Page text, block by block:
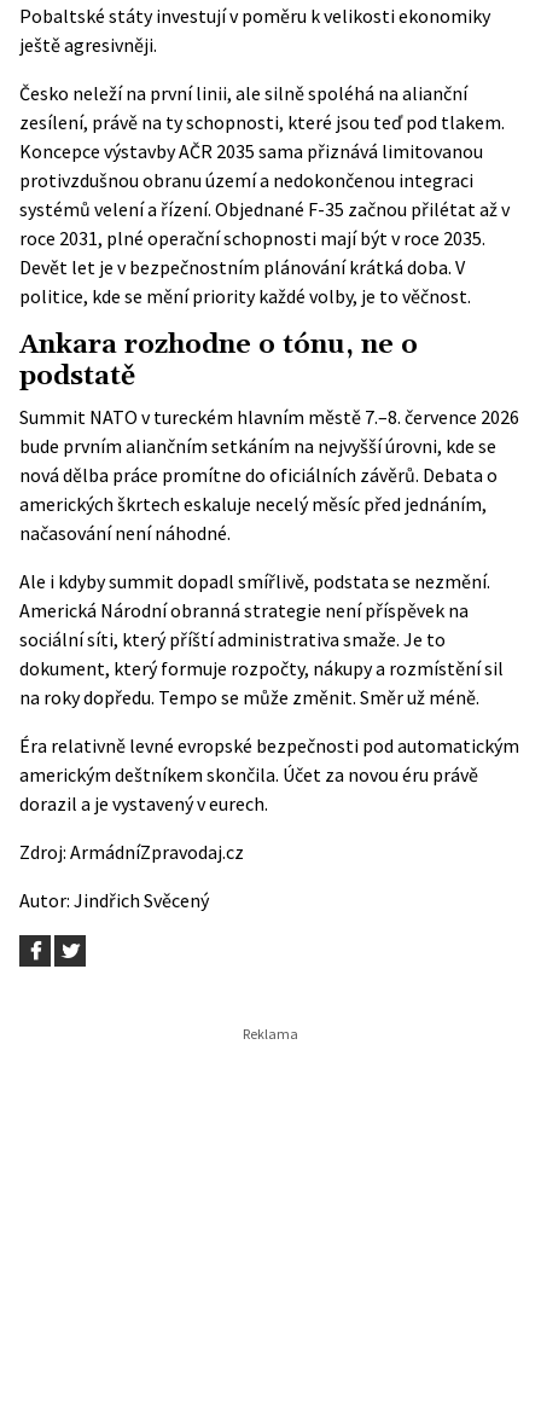
Pobaltské státy investují v poměru k velikosti ekonomiky
ještě agresivněji.
Česko neleží na první linii, ale silně spoléhá na alianční
zesílení, právě na ty schopnosti, které jsou teď pod tlakem.
Koncepce výstavby AČR 2035 sama přiznává limitovanou
protivzdušnou obranu území a nedokončenou integraci
systémů velení a řízení. Objednané F-35 začnou přilétat až v
roce 2031, plné operační schopnosti mají být v roce 2035.
Devět let je v bezpečnostním plánování krátká doba. V
politice, kde se mění priority každé volby, je to věčnost.
Ankara rozhodne o tónu, ne o
podstatě
Summit NATO v tureckém hlavním městě 7.–8. července 2026
bude prvním aliančním setkáním na nejvyšší úrovni, kde se
nová dělba práce promítne do oficiálních závěrů. Debata o
amerických škrtech eskaluje necelý měsíc před jednáním,
načasování není náhodné.
Ale i kdyby summit dopadl smířlivě, podstata se nezmění.
Americká Národní obranná strategie není příspěvek na
sociální síti, který příští administrativa smaže. Je to
dokument, který formuje rozpočty, nákupy a rozmístění sil
na roky dopředu. Tempo se může změnit. Směr už méně.
Éra relativně levné evropské bezpečnosti pod automatickým
americkým deštníkem skončila. Účet za novou éru právě
dorazil a je vystavený v eurech.
Zdroj: ArmádníZpravodaj.cz
Autor: Jindřich Svěcený